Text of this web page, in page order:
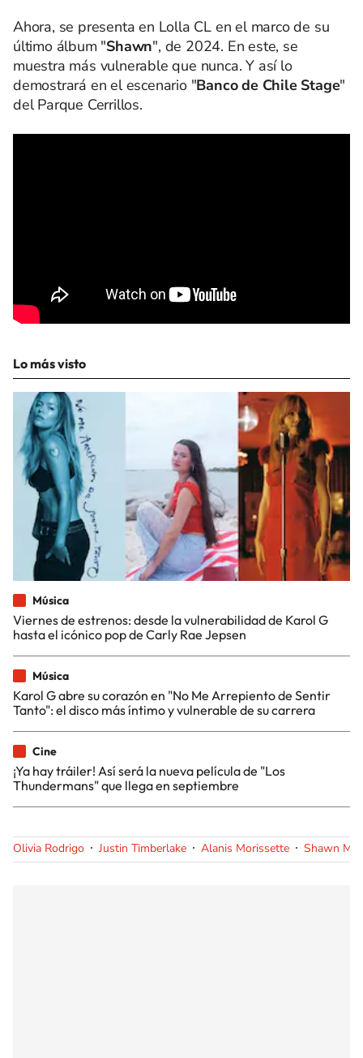
Ahora, se presenta en Lolla CL en el marco de su
último álbum "Shawn", de 2024. En este, se
muestra más vulnerable que nunca. Y así lo
demostrará en el escenario "Banco de Chile Stage"
del Parque Cerrillos.
Lo más visto
Música
Viernes de estrenos: desde la vulnerabilidad de Karol G
hasta el icónico pop de Carly Rae Jepsen
Música
Karol G abre su corazón en "No Me Arrepiento de Sentir
Tanto": el disco más íntimo y vulnerable de su carrera
Cine
¡Ya hay tráiler! Así será la nueva película de "Los
Thundermans" que llega en septiembre
Olivia Rodrigo Justin Timberlake Alanis Morissette Shawn